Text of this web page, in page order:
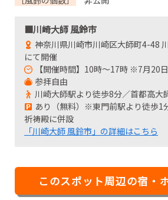
■川崎大師 風鈴市
神奈川県川崎市川崎区大師町4-48
にて開催
【開催時間】10時～17時 ※7月20
参拝自由
川崎大師駅より徒歩8分／首都高大
あり（無料）※東門前駅より徒歩1
祈祷殿に併設
「川崎大師 風鈴市」の詳細はこちら
このスポット周辺の宿・